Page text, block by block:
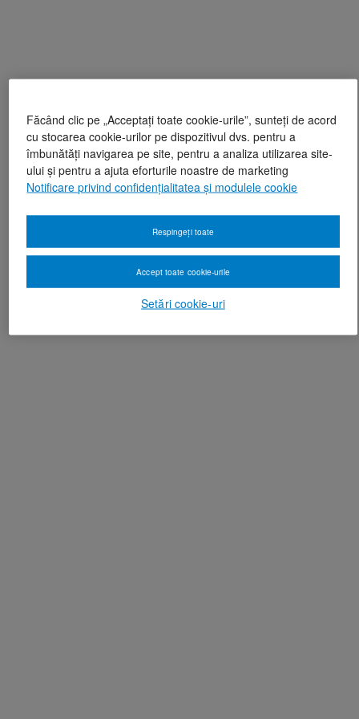
Făcând clic pe „Acceptați toate cookie-urile”, sunteți de acord
cu stocarea cookie-urilor pe dispozitivul dvs. pentru a
îmbunătăți navigarea pe site, pentru a analiza utilizarea site-
ului și pentru a ajuta eforturile noastre de marketing
Notificare privind confidențialitatea și modulele cookie
Setări cookie-uri
Respingeți toate
Accept toate cookie-urile